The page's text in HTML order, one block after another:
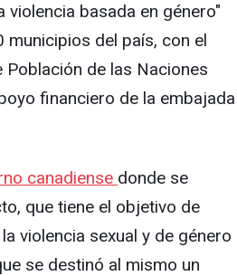
violencia basada en género"
municipios del país, con el
de las Naciones
financiero de la embajada
canadiense donde se
que tiene el objetivo de
violencia sexual y de género
se destinó al mismo un